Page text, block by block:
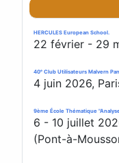
HERCULES European School.
22 février - 29
40ᵉ Club Utilisateurs Malvern
4 juin 2026,
9ème École Thématique
6 - 10 juillet
(Pont-à-